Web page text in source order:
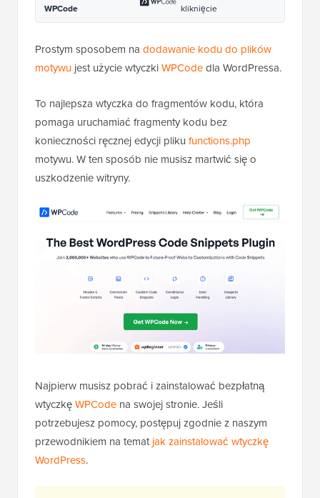
To najlepsza wtyczka do fragmentów kodu, która
pomaga uruchamiać fragmenty kodu bez
konieczności ręcznej edycji plikufunctions.php
motywu. W ten sposób nie musisz martwić się o
Najpierw musisz pobrać i zainstalować bezpłatną
na swojej stronie. Jeśli
potrzebujesz pomocy, postępuj zgodnie z naszym
przewodnikiem na tematjak zainstalować wtyczkę
Uwaga:
Bezpłatna wersja WPCode oferuje
wszystko, czego potrzebujesz, aby łatwo
dodawać niestandardowy kod w
zaawansowane funkcje, takie jak prywatna